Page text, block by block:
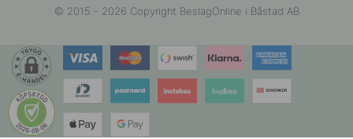
© 2015 - 2026 Copyright BeslagOnline i Båstad AB